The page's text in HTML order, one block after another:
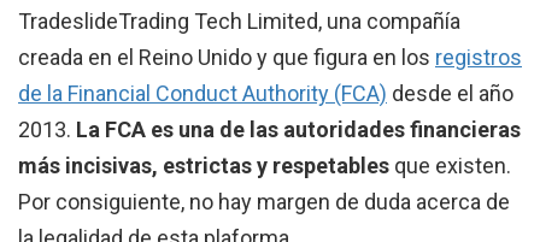
TradeslideTrading Tech Limited, una compañía
creada en el Reino Unido y que figura en los registros
de la Financial Conduct Authority (FCA) desde el año
2013. La FCA es una de las autoridades financieras
más incisivas, estrictas y respetables que existen.
Por consiguiente, no hay margen de duda acerca de